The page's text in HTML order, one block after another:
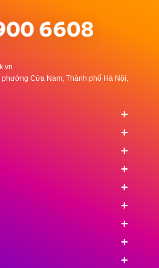
Cửa Nam, Thành phố Hà Nội,
+
+
+
+
+
+
+
+
+